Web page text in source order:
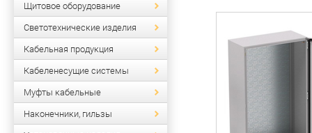
Щитовое оборудование
Светотехнические изделия
Кабельная продукция
Кабеленесущие системы
Муфты кабельные
Наконечники, гильзы